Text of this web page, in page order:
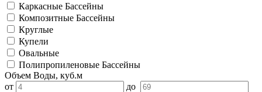
Каркасные Бассейны
Композитные Бассейны
Круглые
Купели
Овальные
Полипропиленовые Бассейны
Объем Воды, куб.м
от
до